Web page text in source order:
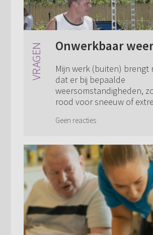
Onwerkbaar
Mijn werk (buiten) brengt
dat er bij bepaalde
weersomstandigheden,
rood voor sneeuw of
baas mijn vrije uren v...
Geen reacties